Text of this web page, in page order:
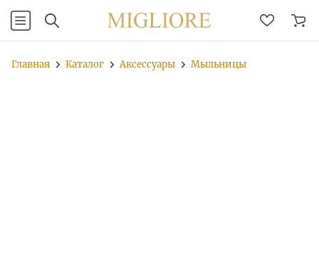
Главная Каталог Аксессуары Мыльницы